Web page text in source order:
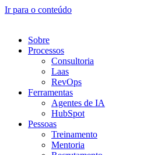
Ir para o conteúdo
Sobre
Processos
Consultoria
Laas
RevOps
Ferramentas
Agentes de IA
HubSpot
Pessoas
Treinamento
Mentoria